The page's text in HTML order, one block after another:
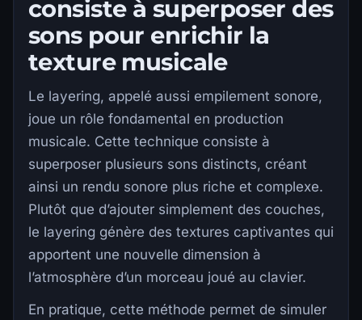
consiste à superposer des
sons pour enrichir la
texture musicale
Le layering, appelé aussi empilement sonore,
joue un rôle fondamental en production
musicale. Cette technique consiste à
superposer plusieurs sons distincts, créant
ainsi un rendu sonore plus riche et complexe.
Plutôt que d’ajouter simplement des couches,
le layering génère des textures captivantes qui
apportent une nouvelle dimension à
l’atmosphère d’un morceau joué au clavier.
En pratique, cette méthode permet de simuler